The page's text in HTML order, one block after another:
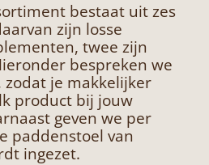
bestaat uit zes
zijn losse
twee zijn
bespreken we
zodat je makkelijker
product bij jouw
geven we per
paddenstoel van
ingezet.